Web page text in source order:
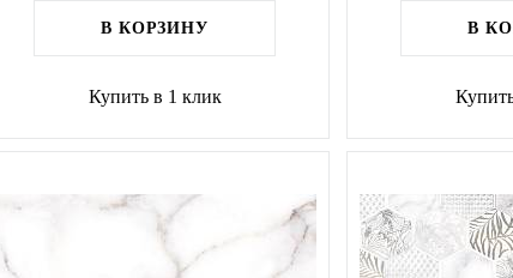
В КОРЗИНУ
Купить в 1 клик
В